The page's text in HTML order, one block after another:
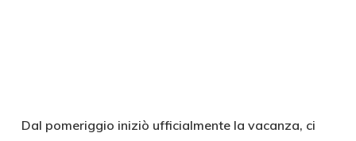
Dal pomeriggio iniziò ufficialmente la vacanza, ci